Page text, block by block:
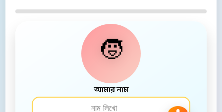
🧒
আমার নাম